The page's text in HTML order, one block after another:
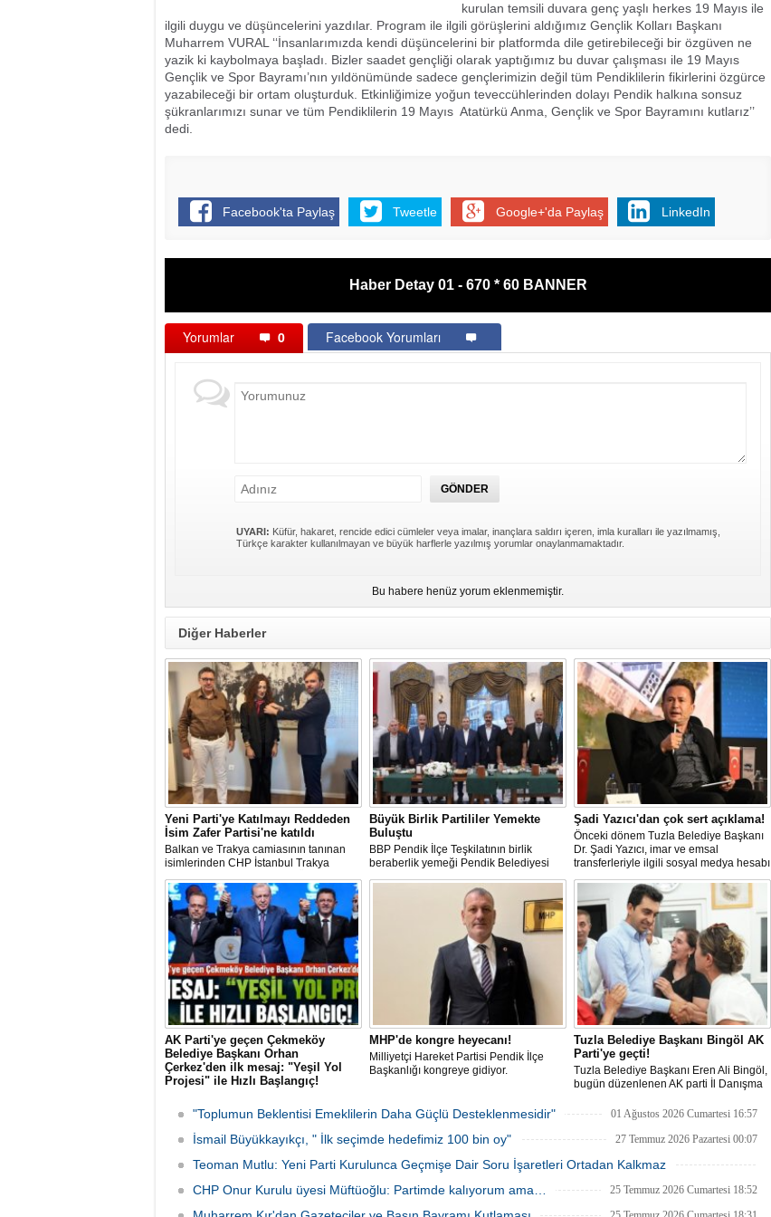
kurulan temsili duvara genç yaşlı herkes 19 Mayıs ile
ilgili duygu ve düşüncelerini yazdılar. Program ile ilgili görüşlerini aldığımız Gençlik Kolları Başkanı
Muharrem VURAL ‘‘İnsanlarımızda kendi düşüncelerini bir platformda dile getirebileceği bir özgüven ne
yazik ki kaybolmaya başladı. Bizler saadet gençliği olarak yaptığımız bu duvar çalışması ile 19 Mayıs
Gençlik ve Spor Bayramı’nın yıldönümünde sadece gençlerimizin değil tüm Pendiklilerin fikirlerini özgürce
yazabileceği bir ortam oluşturduk. Etkinliğimize yoğun teveccühlerinden dolayı Pendik halkına sonsuz
şükranlarımızı sunar ve tüm Pendiklilerin 19 Mayıs Atatürkü Anma, Gençlik ve Spor Bayramını kutlarız’’
dedi.
Facebook'ta Paylaş Tweetle Google+'da Paylaş LinkedIn
Haber Detay 01 - 670 * 60 BANNER
Yorumlar 0 Facebook Yorumları
UYARI: Küfür, hakaret, rencide edici cümleler veya imalar, inançlara saldırı içeren, imla kuralları ile yazılmamış,
Türkçe karakter kullanılmayan ve büyük harflerle yazılmış yorumlar onaylanmamaktadır.
Bu habere henüz yorum eklenmemiştir.
Diğer Haberler
Yeni Parti'ye Katılmayı Reddeden
İsim Zafer Partisi'ne katıldı
Balkan ve Trakya camiasının tanınan
isimlerinden CHP İstanbul Trakya
Rumeli Balkan Komisyonu Üyesi Semra
Eyüpoğlu'nun Zafer Partisi'ne katılması
heyecana sahne oldu.
Büyük Birlik Partililer Yemekte
Buluştu
BBP Pendik İlçe Teşkilatının birlik
beraberlik yemeği Pendik Belediyesi
Hayaltepe Sosyal Tesislerinde
Şadi Yazıcı'dan çok sert açıklama!
Önceki dönem Tuzla Belediye Başkanı
Dr. Şadi Yazıcı, imar ve emsal
transferleriyle ilgili sosyal medya hesabı
üzerinden sert bir açıklama yayınladı.
AK Parti'ye geçen Çekmeköy
Belediye Başkanı Orhan
Çerkez'den ilk mesaj: "Yeşil Yol
Projesi" ile Hızlı Başlangıç!
Çekmeköy Belediye Başkanı Orhan
Çerkez, parti değişiminin ardından ilk
mesajını ilçeye yönelik projeyle verdi.
Projesi"nin, yeni dönemde atılacak ilk
MHP'de kongre heyecanı!
Milliyetçi Hareket Partisi Pendik İlçe
Başkanlığı kongreye gidiyor.
Tuzla Belediye Başkanı Bingöl AK
Parti'ye geçti!
Tuzla Belediye Başkanı Eren Ali Bingöl,
bugün düzenlenen AK parti İl Danışma
Bingöl'e rozetini Cumhurbaşkanı Recep
"Toplumun Beklentisi Emeklilerin Daha Güçlü Desteklenmesidir" 01 Ağustos 2026 Cumartesi 16:57
İsmail Büyükkayıkçı, " İlk seçimde hedefimiz 100 bin oy" 27 Temmuz 2026 Pazartesi 00:07
Teoman Mutlu: Yeni Parti Kurulunca Geçmişe Dair Soru İşaretleri Ortadan Kalkmaz
26 Temmuz 2026 Pazar 23:43
CHP Onur Kurulu üyesi Müftüoğlu: Partimde kalıyorum ama… 25 Temmuz 2026 Cumartesi 18:52